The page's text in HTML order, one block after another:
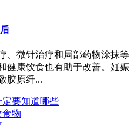
、微针治疗和局部药物涂抹等
健康饮食也有助于改善。妊娠
胶原纤...
要知道哪些
食物